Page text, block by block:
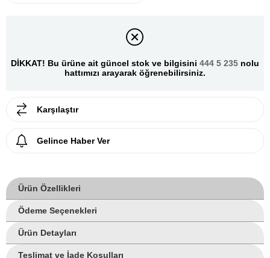
DİKKAT! Bu ürüne ait güncel stok ve bilgisini 444 5 235 nolu
hattımızı arayarak öğrenebilirsiniz.
Karşılaştır
Gelince Haber Ver
Ürün Özellikleri
Ödeme Seçenekleri
Ürün Detayları
Teslimat ve İade Koşulları